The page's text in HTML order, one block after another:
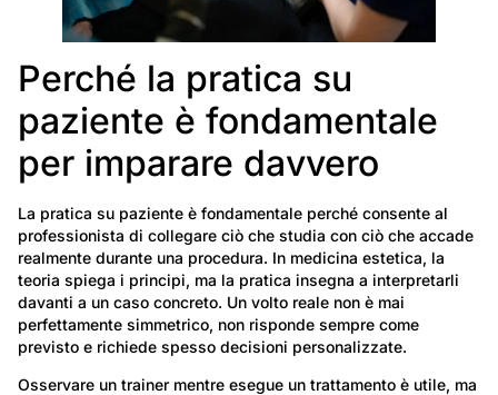
Perché la pratica su
paziente è fondamentale
per imparare davvero
La pratica su paziente è fondamentale perché consente al
professionista di collegare ciò che studia con ciò che accade
realmente durante una procedura. In medicina estetica, la
teoria spiega i principi, ma la pratica insegna a interpretarli
davanti a un caso concreto. Un volto reale non è mai
perfettamente simmetrico, non risponde sempre come
previsto e richiede spesso decisioni personalizzate.
Osservare un trainer mentre esegue un trattamento è utile, ma